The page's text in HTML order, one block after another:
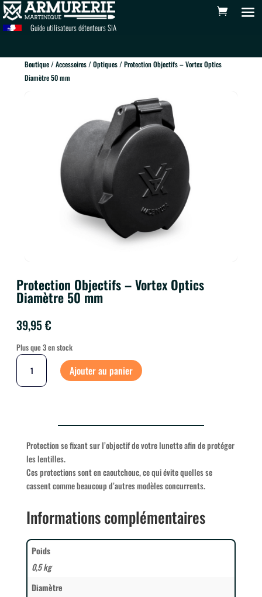
Guide utilisateurs détenteurs SIA
Boutique/Accessoires/Optiques/ Protection Objectifs – Vortex Optics
Diamètre 50 mm
Protection Objectifs – Vortex Optics
Diamètre 50 mm
39,95€
Plus que 3 en stock
QUANTITÉ
PROTECTION
OBJECTIFS
MM
Ajouter au panier
Protection se fixant sur l’objectif de votre lunette afin de protéger
les lentilles.
Ces protections sont en caoutchouc, ce qui évite quelles se
cassent comme beaucoup d’autres modèles concurrents.
Informations complémentaires
Poids
0,5 kg
Diamètre